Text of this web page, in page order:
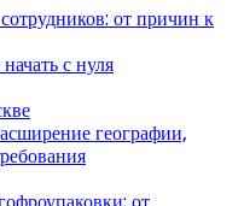
от причин к
с нуля
географии,
от